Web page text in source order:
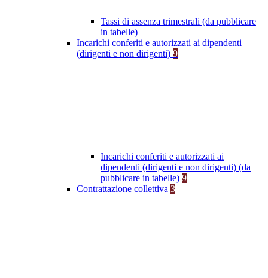
Tassi di assenza trimestrali (da pubblicare
in tabelle)
Incarichi conferiti e autorizzati ai dipendenti
(dirigenti e non dirigenti) 9
Incarichi conferiti e autorizzati ai
dipendenti (dirigenti e non dirigenti) (da
pubblicare in tabelle) 9
Contrattazione collettiva 3